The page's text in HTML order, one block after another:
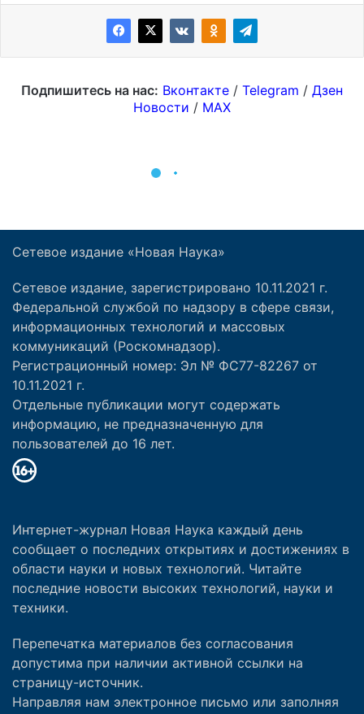
Сетевое издание «Новая Наука»
Сетевое издание, зарегистрировано 10.11.2021 г.
Федеральной службой по надзору в сфере связи,
информационных технологий и массовых
коммуникаций (Роскомнадзор).
Регистрационный номер: Эл № ФС77-82267 от
10.11.2021 г.
Отдельные публикации могут содержать
информацию, не предназначенную для
пользователей до 16 лет.
Интернет-журнал Новая Наука каждый день
сообщает о последних открытиях и достижениях в
области науки и новых технологий. Читайте
последние новости высоких технологий, науки и
техники.
Перепечатка материалов без согласования
допустима при наличии активной ссылки на
страницу-источник.
Направляя нам электронное письмо или заполняя